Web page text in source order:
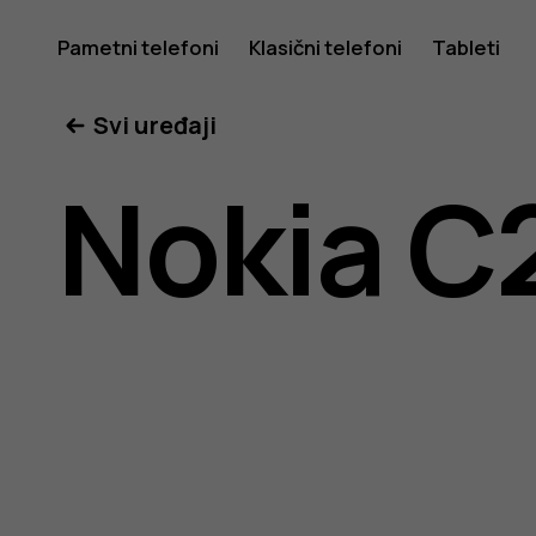
za
korisnike
Pametni telefoni Klasični telefoni Tableti
Svi uređaji
Nokia